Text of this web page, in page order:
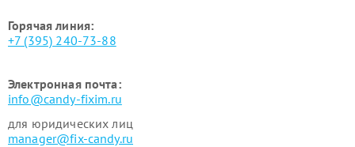
Горячая линия:
+7 (395) 240-73-88
Электронная почта:
info@candy-fixim.ru
для юридических лиц
manager@fix-candy.ru